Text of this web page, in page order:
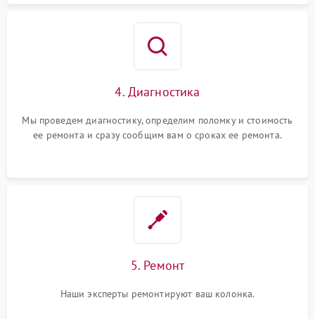
4. Диагностика
Мы проведем диагностику, определим поломку и стоимость
ее ремонта и сразу сообщим вам о сроках ее ремонта.
5. Ремонт
Наши эксперты ремонтируют ваш колонка.